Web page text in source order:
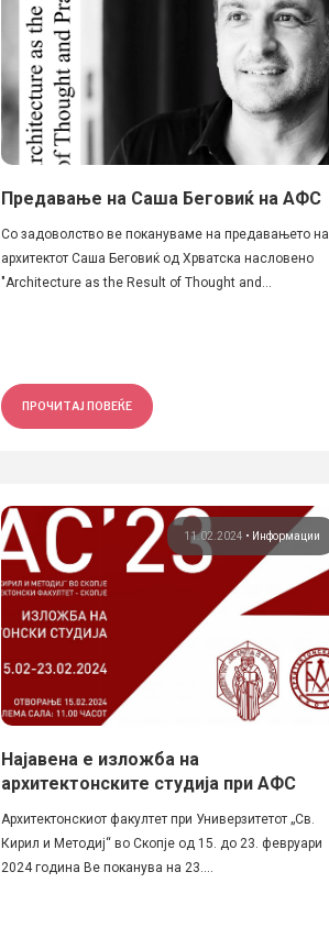
Предавање на Саша Беговиќ на АФС
Со задоволство ве покануваме на предавањето на
архитектот Саша Беговиќ од Хрватска насловено
"Architecture as the Result of Thought and...
ПРОЧИТАЈ ПОВЕЌЕ
11.02.2024 • Информации
Најавена е изложба на
архитектонските студија при АФС
Архитектонскиот факултет при Универзитетот „Св.
Кирил и Методиј“ во Скопје од 15. до 23. февруари
2024 година Ве поканува на 23....